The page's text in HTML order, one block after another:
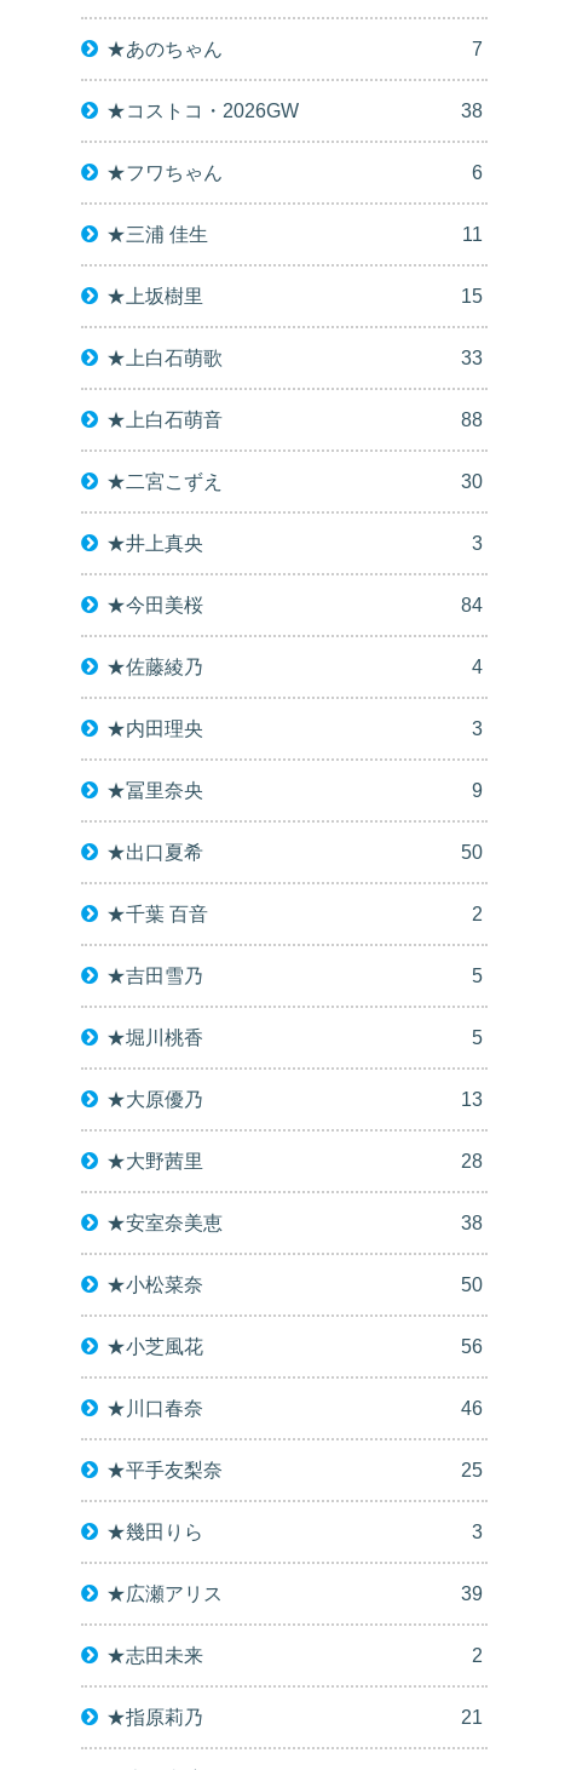
★あのちゃん 7
★コストコ・2026GW 38
★フワちゃん 6
★三浦 佳生 11
★上坂樹里 15
★上白石萌歌 33
★上白石萌音 88
★二宮こずえ 30
★井上真央 3
★今田美桜 84
★佐藤綾乃 4
★内田理央 3
★冨里奈央 9
★出口夏希 50
★千葉 百音 2
★吉田雪乃 5
★堀川桃香 5
★大原優乃 13
★大野茜里 28
★安室奈美恵 38
★小松菜奈 50
★小芝風花 56
★川口春奈 46
★平手友梨奈 25
★幾田りら 3
★広瀬アリス 39
★志田未来 2
★指原莉乃 21